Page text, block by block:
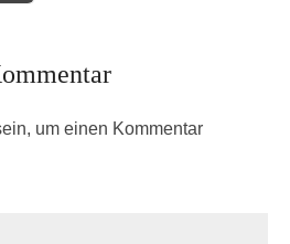
um einen Kommentar